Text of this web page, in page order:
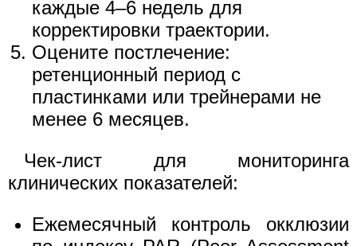
каждые 4–6 недель для
корректировки траектории.
Оцените постлечение:
ретенционный период с
пластинками или трейнерами не
менее 6 месяцев.
Чек-лист для мониторинга
клинических показателей:
Ежемесячный контроль окклюзии